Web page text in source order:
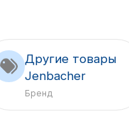
Другие товары
Jenbacher
Бренд